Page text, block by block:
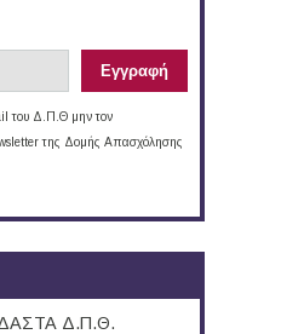
του Δ.Π.Θ μην τον
της Δομής Απασχόλησης
Δ.Π.Θ.